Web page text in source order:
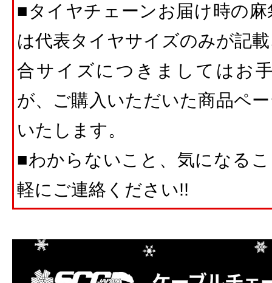
■タイヤチェーンお届け時の
は代表タイヤサイズのみが記
合サイズにつきましてはお
が、ご購入いただいた商品ペ
いたします。
■わからないこと、気になる
軽にご連絡ください!!